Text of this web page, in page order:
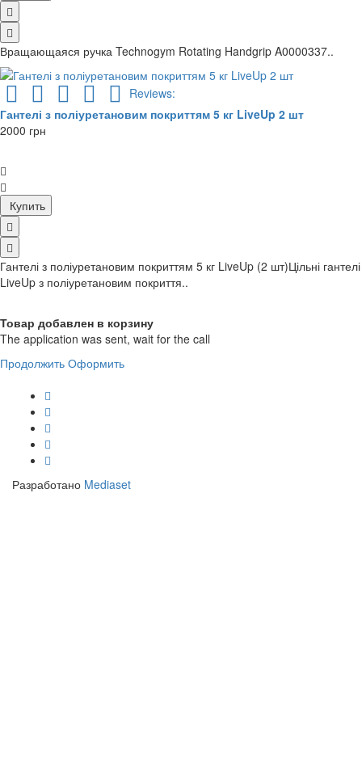
Вращающаяся ручка Technogym Rotating Handgrip A0000337..
Reviews:
Гантелі з поліуретановим покриттям 5 кг LiveUp 2 шт
2000 грн
Купить
Гантелі з поліуретановим покриттям 5 кг LiveUp (2 шт)Цільні гантелі
LiveUp з поліуретановим покриття..
Товар добавлен в корзину
The application was sent, wait for the call
Продолжить Оформить
Разработано Mediaset